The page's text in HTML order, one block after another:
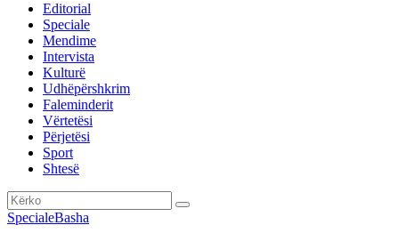
Editorial
Speciale
Mendime
Intervista
Kulturë
Udhëpërshkrim
Faleminderit
Vërtetësi
Përjetësi
Sport
Shtesë
SpecialeBasha